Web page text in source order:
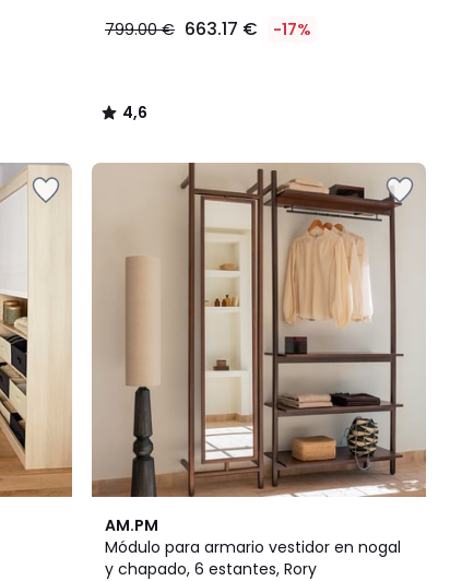
799.00 € 663.17 € -17%
4,6
/
AM.PM
Módulo para armario vestidor en nogal
y chapado, 6 estantes, Rory
4
/
5